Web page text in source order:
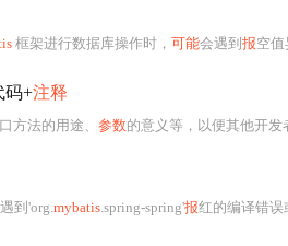
框架进行数据库操作时， 可能会遇到 报空值
码+注释
方法的用途、 参数的意义等，以便其他开
到'org.mybatis.spring-spring'报红的编译错误